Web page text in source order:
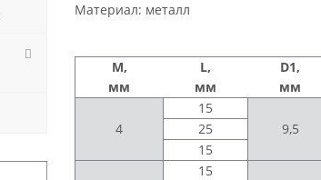
Материал: металл
M,
мм
L,
мм
D1,
мм
4
15
9,5
25
15
15